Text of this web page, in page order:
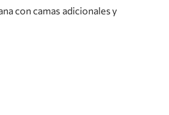
con camas adicionales y